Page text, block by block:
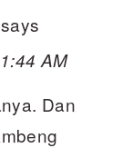
says
AM
Dan